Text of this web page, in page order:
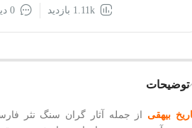
1.11k بازدید 0 دیدگاه
توضیحات
بیهقی از جمله آثار گران‌ سنگ نثر